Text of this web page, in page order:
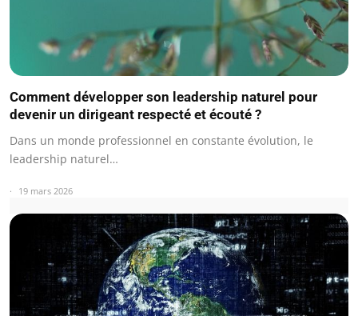
Comment développer son leadership naturel pour
devenir un dirigeant respecté et écouté ?
Dans un monde professionnel en constante évolution, le
leadership naturel…
19 mars 2026